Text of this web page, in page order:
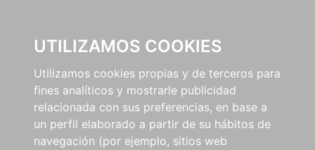
UTILIZAMOS COOKIES
Utilizamos cookies propias y de terceros para
fines analíticos y mostrarle publicidad
relacionada con sus preferencias, en base a
un perfil elaborado a partir de su hábitos de
navegación (por ejemplo, sitios web